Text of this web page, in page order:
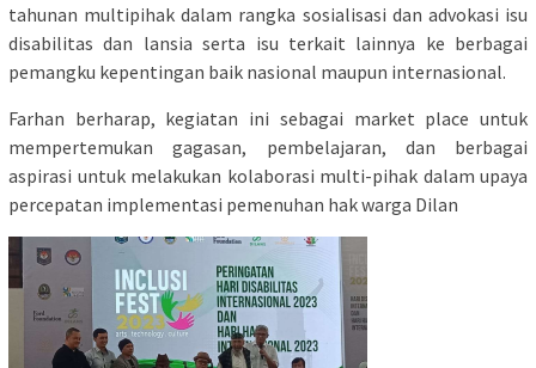
tahunan multipihak dalam rangka sosialisasi dan advokasi isu
disabilitas dan lansia serta isu terkait lainnya ke berbagai
pemangku kepentingan baik nasional maupun internasional.
Farhan berharap, kegiatan ini sebagai market place untuk
mempertemukan gagasan, pembelajaran, dan berbagai
aspirasi untuk melakukan kolaborasi multi-pihak dalam upaya
percepatan implementasi pemenuhan hak warga Dilan